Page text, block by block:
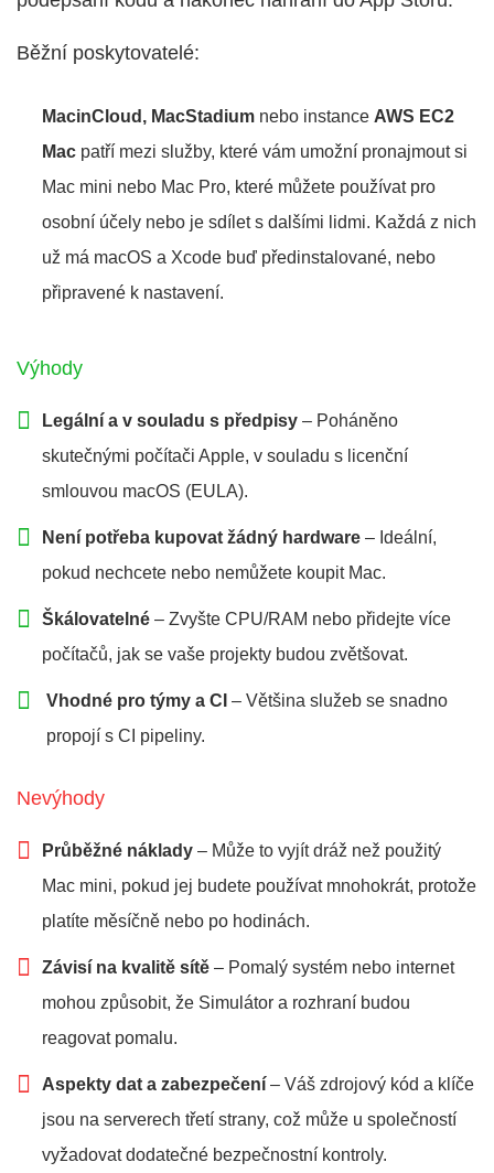
Běžní poskytovatelé:
MacinCloud, MacStadium nebo instance AWS EC2
Mac patří mezi služby, které vám umožní pronajmout si
Mac mini nebo Mac Pro, které můžete používat pro
osobní účely nebo je sdílet s dalšími lidmi. Každá z nich
už má macOS a Xcode buď předinstalované, nebo
připravené k nastavení.
Výhody
Legální a v souladu s předpisy – Poháněno
skutečnými počítači Apple, v souladu s licenční
smlouvou macOS (EULA).
Není potřeba kupovat žádný hardware – Ideální,
pokud nechcete nebo nemůžete koupit Mac.
Škálovatelné – Zvyšte CPU/RAM nebo přidejte více
počítačů, jak se vaše projekty budou zvětšovat.
Vhodné pro týmy a CI – Většina služeb se snadno
propojí s CI pipeliny.
Nevýhody
Průběžné náklady – Může to vyjít dráž než použitý
Mac mini, pokud jej budete používat mnohokrát, protože
platíte měsíčně nebo po hodinách.
Závisí na kvalitě sítě – Pomalý systém nebo internet
mohou způsobit, že Simulátor a rozhraní budou
reagovat pomalu.
Aspekty dat a zabezpečení – Váš zdrojový kód a klíče
jsou na serverech třetí strany, což může u společností
vyžadovat dodatečné bezpečnostní kontroly.